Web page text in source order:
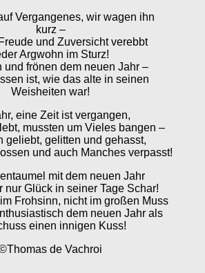
Vergangenes, wir wagen ihn
kurz –
und Zuversicht verebbt
Argwohn im Sturz!
und frönen dem neuen Jahr –
ist, wie das alte in seinen
Weisheiten war!
eine Zeit ist vergangen,
mussten um Vieles bangen –
geliebt, gelitten und gehasst,
und auch Manches verpasst!
mit dem neuen Jahr
nur Glück in seiner Tage Schar!
Frohsinn, nicht im großen Muss
dem neuen Jahr als
einen innigen Kuss!
de Vachroi